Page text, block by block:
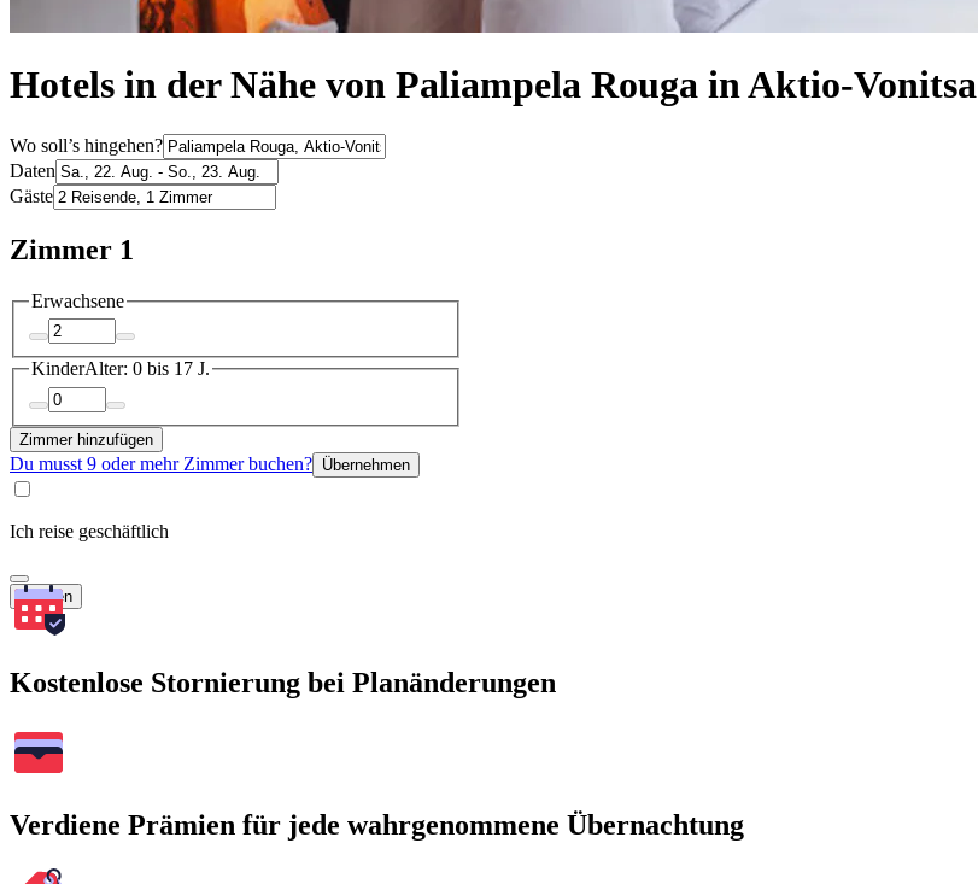
Hotels in der Nähe von Paliampela Rouga in Aktio-Vonitsa
Wo soll’s hingehen?
Daten
Gäste
Zimmer 1
Erwachsene
KinderAlter: 0 bis 17 J.
Zimmer hinzufügen
Du musst 9 oder mehr Zimmer buchen? Übernehmen
Ich reise geschäftlich
Suchen
Kostenlose Stornierung bei Planänderungen
Verdiene Prämien für jede wahrgenommene Übernachtung